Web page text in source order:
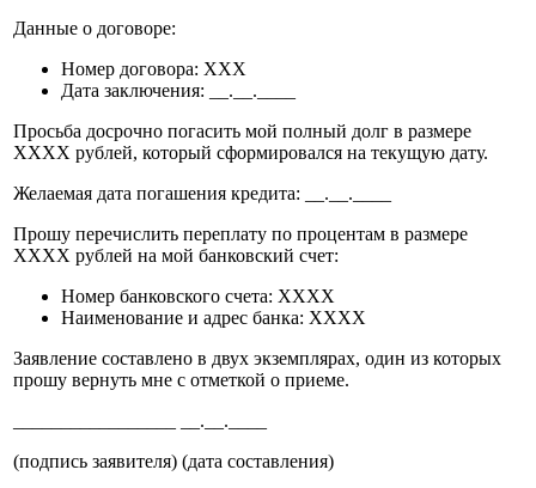
Данные о договоре:
Номер договора: XXX
Дата заключения: __.__.____
Просьба досрочно погасить мой полный долг в размере
XXXX рублей, который сформировался на текущую дату.
Желаемая дата погашения кредита: __.__.____
Прошу перечислить переплату по процентам в размере
XXXX рублей на мой банковский счет:
Номер банковского счета: XXXX
Наименование и адрес банка: XXXX
Заявление составлено в двух экземплярах, один из которых
прошу вернуть мне с отметкой о приеме.
_________________ __.__.____
(подпись заявителя) (дата составления)